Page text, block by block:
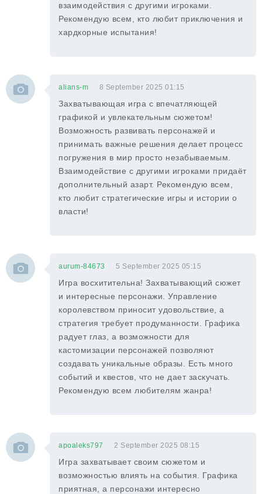
взаимодействия с другими игроками.
Рекомендую всем, кто любит приключения и
хардкорные испытания!
alians-m 8 September 2025 01:15
Захватывающая игра с впечатляющей
графикой и увлекательным сюжетом!
Возможность развивать персонажей и
принимать важные решения делает процесс
погружения в мир просто незабываемым.
Взаимодействие с другими игроками придаёт
дополнительный азарт. Рекомендую всем,
кто любит стратегические игры и истории о
власти!
aurum-84673 5 September 2025 05:15
Игра восхитительна! Захватывающий сюжет
и интересные персонажи. Управление
королевством приносит удовольствие, а
стратегия требует продуманности. Графика
радует глаз, а возможности для
кастомизации персонажей позволяют
создавать уникальные образы. Есть много
событий и квестов, что не дает заскучать.
Рекомендую всем любителям жанра!
apoaleks797 2 September 2025 08:15
Игра захватывает своим сюжетом и
возможностью влиять на события. Графика
приятная, а персонажи интересно